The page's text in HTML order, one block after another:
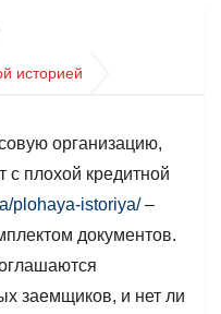
историей
организацию,
плохой кредитной
plohaya-istoriya/–
документов.
заемщиков, и нет ли